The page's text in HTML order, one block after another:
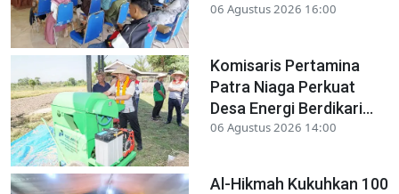
06 Agustus 2026 16:00
Komisaris Pertamina
Patra Niaga Perkuat
Desa Energi Berdikari...
06 Agustus 2026 14:00
Al-Hikmah Kukuhkan 100